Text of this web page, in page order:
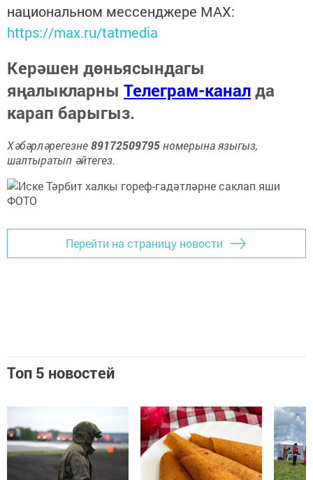
национальном мессенджере MАХ:
https://max.ru/tatmedia
Керәшен дөньясындагы
яңалыкларны Телеграм-каналда
карап барыгыз.
Хәбәрләрегезне89172509795номерына языгыз,
шалтыратып әйтегез.
Перейти на страницу новости
Топ 5 новостей